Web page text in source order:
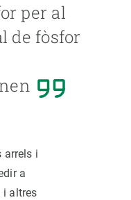
per al
de fòsfor
arrels i
a
i altres